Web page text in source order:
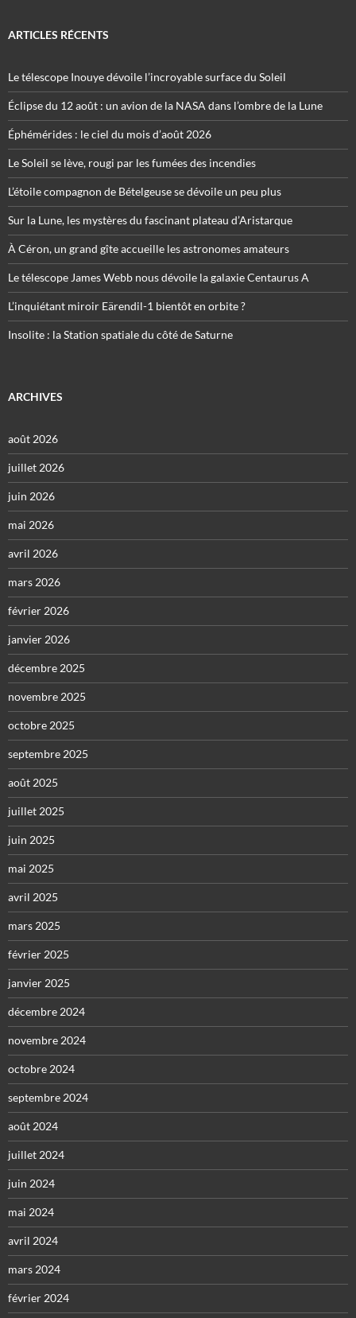
ARTICLES RÉCENTS
Le télescope Inouye dévoile l’incroyable surface du Soleil
Éclipse du 12 août : un avion de la NASA dans l’ombre de la Lune
Éphémérides : le ciel du mois d’août 2026
Le Soleil se lève, rougi par les fumées des incendies
L’étoile compagnon de Bételgeuse se dévoile un peu plus
Sur la Lune, les mystères du fascinant plateau d’Aristarque
À Céron, un grand gîte accueille les astronomes amateurs
Le télescope James Webb nous dévoile la galaxie Centaurus A
L’inquiétant miroir Eärendil-1 bientôt en orbite ?
Insolite : la Station spatiale du côté de Saturne
ARCHIVES
août 2026
juillet 2026
juin 2026
mai 2026
avril 2026
mars 2026
février 2026
janvier 2026
décembre 2025
novembre 2025
octobre 2025
septembre 2025
août 2025
juillet 2025
juin 2025
mai 2025
avril 2025
mars 2025
février 2025
janvier 2025
décembre 2024
novembre 2024
octobre 2024
septembre 2024
août 2024
juillet 2024
juin 2024
mai 2024
avril 2024
mars 2024
février 2024